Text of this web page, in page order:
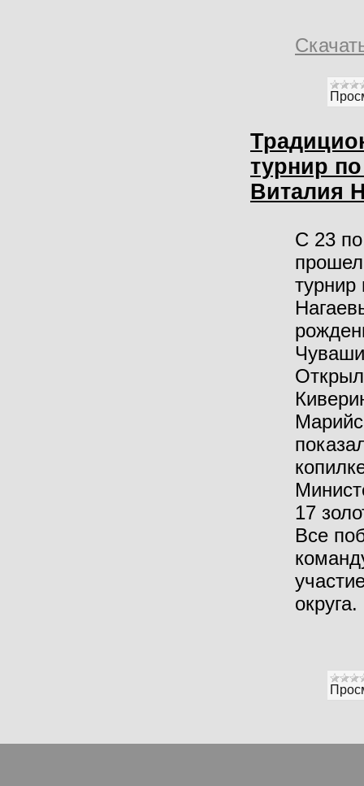
турнир
Виталия
С 23
турнир
17
Все
округа.